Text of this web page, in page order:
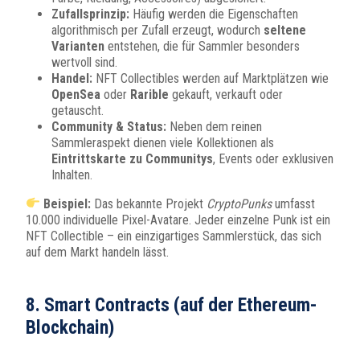
Zufallsprinzip: Häufig werden die Eigenschaften
algorithmisch per Zufall erzeugt, wodurch seltene
Varianten entstehen, die für Sammler besonders
wertvoll sind.
Handel: NFT Collectibles werden auf Marktplätzen wie
OpenSea oder Rarible gekauft, verkauft oder
getauscht.
Community & Status: Neben dem reinen
Sammleraspekt dienen viele Kollektionen als
Eintrittskarte zu Communitys, Events oder exklusiven
Inhalten.
Beispiel: Das bekannte Projekt CryptoPunksumfasst
10.000 individuelle Pixel-Avatare. Jeder einzelne Punk ist ein
NFT Collectible – ein einzigartiges Sammlerstück, das sich
auf dem Markt handeln lässt.
8. Smart Contracts (auf der Ethereum-
Blockchain)